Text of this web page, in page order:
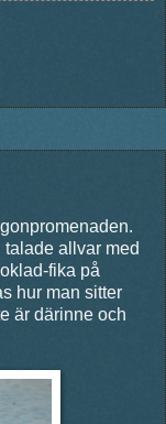
allvar med
fika på
hur man sitter
är därinne och